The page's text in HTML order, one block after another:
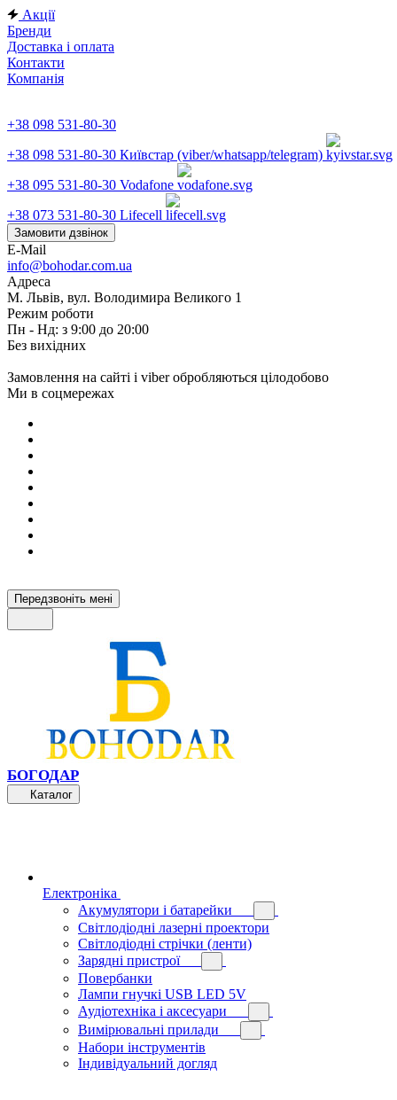
Акції
Бренди
Доставка і оплата
Контакти
Компанія
+38 098 531-80-30
+38 098 531-80-30 Київстар (viber/whatsapp/telegram)
+38 095 531-80-30 Vodafone
+38 073 531-80-30 Lifecell
Замовити дзвінок
E-Mail
info@bohodar.com.ua
Адреса
М. Львів, вул. Володимира Великого 1
Режим роботи
Пн - Нд: з 9:00 до 20:00
Без вихідних
Замовлення на сайті і viber обробляються цілодобово
Ми в соцмережах
Передзвоніть мені
БОГОДАР
Каталог
Електроніка
Акумулятори і батарейки
Світлодіодні лазерні проектори
Світлодіодні стрічки (ленти)
Зарядні пристрої
Повербанки
Лампи гнучкі USB LED 5V
Аудіотехніка і аксесуари
Вимірювальні прилади
Набори інструментів
Індивідуальний догляд